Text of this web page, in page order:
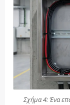
Σχήμα 4: Ένα